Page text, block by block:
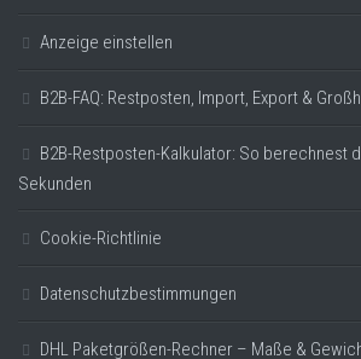
Anzeige einstellen
B2B-FAQ: Restposten, Import, Export &
B2B-Restposten-Kalkulator: So berechnest
Sekunden
Cookie-Richtlinie
Datenschutzbestimmungen
DHL Paketgrößen-Rechner – Maße &